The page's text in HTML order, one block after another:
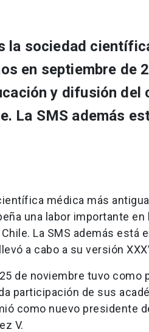
la sociedad
en septiembre de
y difusión del
La SMS además
médica más
una labor importante
La SMS además está
a cabo a su versión
de noviembre tuvo como
participación de sus
como nuevo presidente
V.